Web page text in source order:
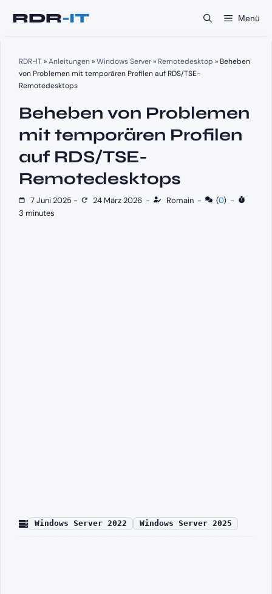
Inhalt
Menü
RDR-IT»Anleitungen»Windows Server» Remotedesktop » Beheben
von Problemen mit temporären Profilen auf RDS/TSE-
Remotedesktops
Beheben von Problemen
mit temporären Profilen
auf RDS/TSE-
Remotedesktops
7 Juni 2025 - 24 März 2026 - Romain - (0) -
3 minutes
Windows Server 2022 Windows Server 2025